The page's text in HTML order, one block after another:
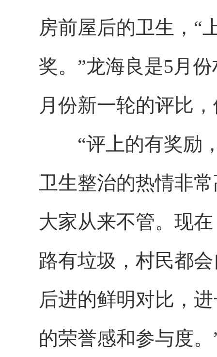
房前屋后的卫生，“
奖。”龙海良是5月
月份新一轮的评比
“评上的有奖励，
卫生整治的热情非
大家从来不管。现
路有垃圾，村民都
后进的鲜明对比，
的荣誉感和参与度